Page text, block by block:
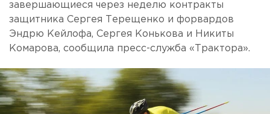
завершающиеся через неделю контракты
защитника Сергея Терещенко и форвардов
Эндрю Кейлофа, Сергея Конькова и Никиты
Комарова, сообщила пресс-служба «Трактора».